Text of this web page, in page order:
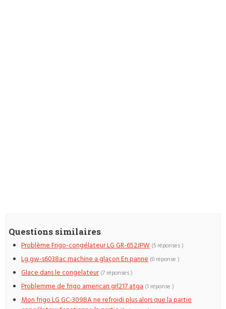
Questions similaires
Problème Frigo-congélateur LG GR-652JPW (5 réponses )
Lg gw-s6038ac machine a glaçon En panne (0 réponse )
Glace dans le congelateur (7 réponses )
Problemme de frigo american grl217 atga (1 réponse )
Mon frigo LG GC-309BA ne refroidi plus alors que la partie